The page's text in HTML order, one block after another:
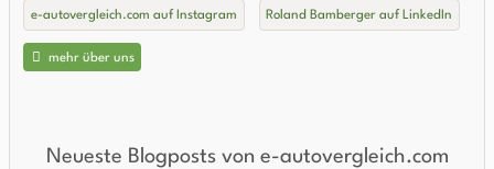
e-autovergleich.com auf Instagram Roland Bamberger auf LinkedIn
mehr über uns
Neueste Blogposts von e-autovergleich.com